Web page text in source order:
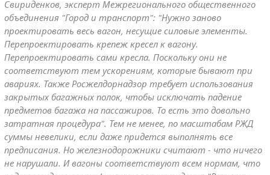
Свириденков, эксперт Межрегионального общественного
объединения "Город и транспорт": "Нужно заново
проектировать весь вагон, несущие силовые элементы.
Перепроектировать крепеж кресел к вагону.
Перепроектировать сами кресла. Поскольку они не
соответствуют тем ускорениям, которые бывают при
авариях. Также Росжелдорнадзор требует использования
закрытых багажных полок, чтобы исключать падение
предметов багажа на пассажиров. То есть это довольно
затратная процедура". Тем не менее, по масштабам РЖД
суммы невелики, если даже придется выполнять все
предписания. Но железнодорожники считают - что ничего
не нарушали. И вагоны соответствуют всем нормам, что